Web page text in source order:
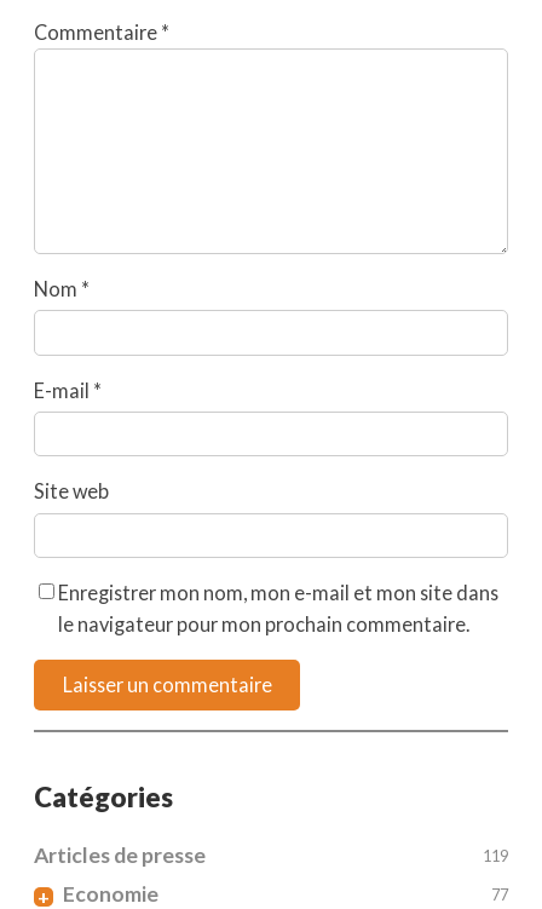
Commentaire *
Nom *
E-mail *
Site web
Enregistrer mon nom, mon e-mail et mon site dans
le navigateur pour mon prochain commentaire.
Catégories
Articles de presse 119
+ Economie 77